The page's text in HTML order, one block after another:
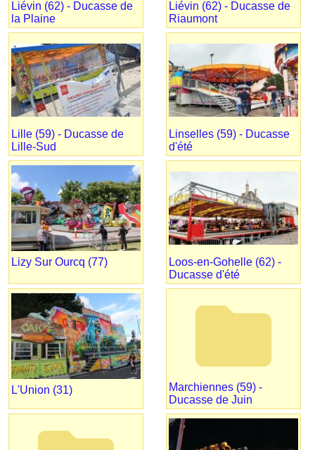
Liévin (62) - Ducasse de
la Plaine
Liévin (62) - Ducasse de
Riaumont
Lille (59) - Ducasse de
Lille-Sud
Linselles (59) - Ducasse
d'été
Lizy Sur Ourcq (77)
Loos-en-Gohelle (62) -
Ducasse d'été
L'Union (31)
folder
Marchiennes (59) -
Ducasse de Juin